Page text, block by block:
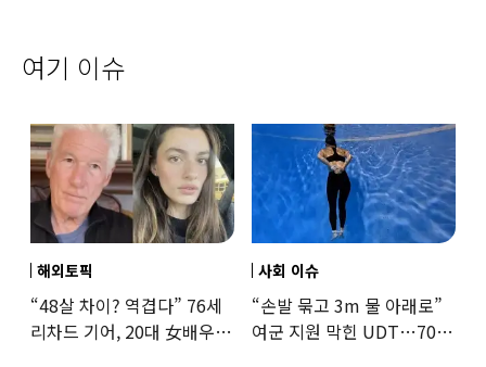
여기 이슈
해외토픽
“48살 차이? 역겹다” 76세
리차드 기어, 20대 女배우와
사회 이슈
“손발 묶고 3m 물 아래로”
여군 지원 막힌 UDT…707